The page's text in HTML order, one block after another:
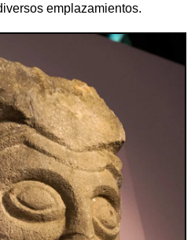
emplazamientos.